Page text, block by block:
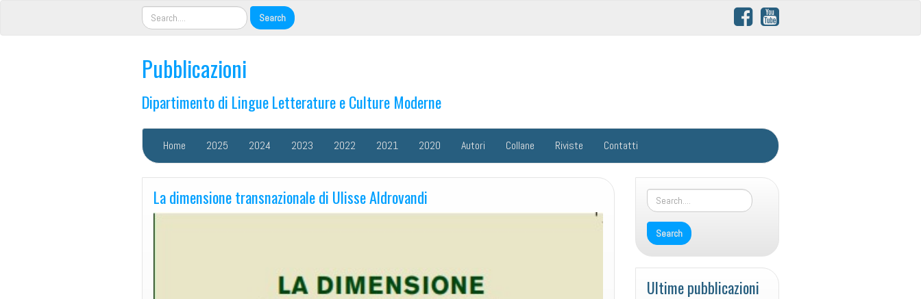
Pubblicazioni
Dipartimento di Lingue Letterature e Culture Moderne
Home 2025 2024 2023 2022 2021 2020 Autori Collane Riviste Contatti
La dimensione transnazionale di Ulisse Aldrovandi
Ultime pubblicazioni